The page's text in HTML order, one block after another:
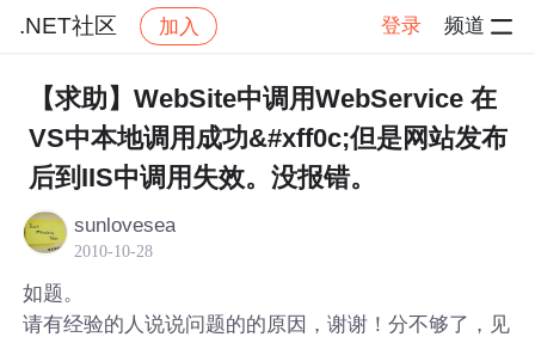
.NET社区 加入 登录 频道
社区 .NET社区 帖子详情
【求助】WebSite中调用WebService 在
VS中本地调用成功&#xff0c;但是网站发布
后到IIS中调用失效。没报错。
sunlovesea
2010-10-28
如题。
请有经验的人说说问题的的原因，谢谢！分不够了，见